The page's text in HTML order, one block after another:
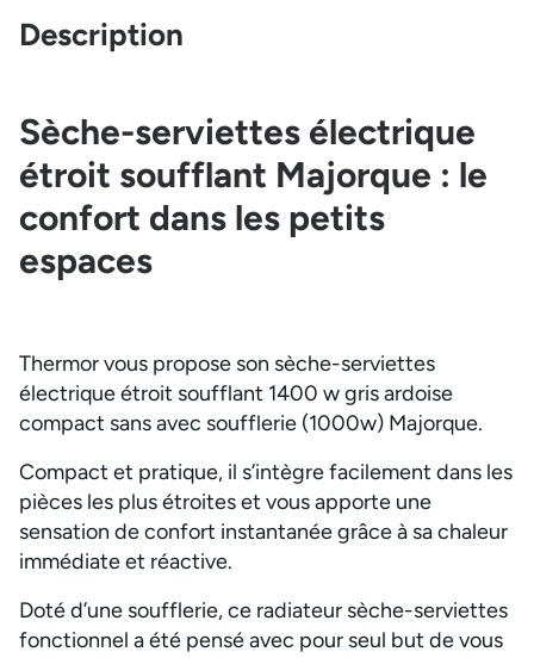
Description
Sèche-serviettes électrique
étroit soufflant Majorque : le
confort dans les petits
espaces
Thermor vous propose son sèche-serviettes
électrique étroit soufflant 1400 w gris ardoise
compact sans avec soufflerie (1000w) Majorque.
Compact et pratique, il s’intègre facilement dans les
pièces les plus étroites et vous apporte une
sensation de confort instantanée grâce à sa chaleur
immédiate et réactive.
Doté d’une soufflerie, ce radiateur sèche-serviettes
fonctionnel a été pensé avec pour seul but de vous